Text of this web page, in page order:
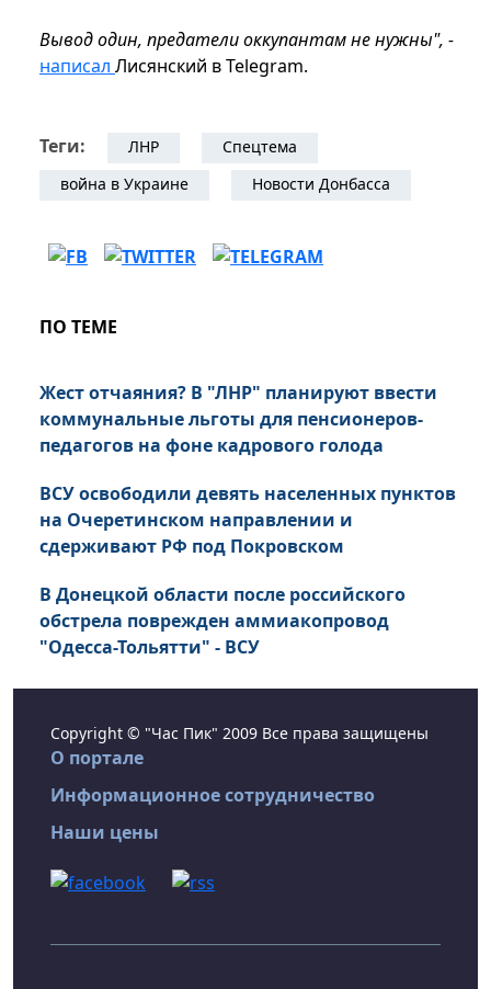
Вывод один, предатели оккупантам не нужны", -
написал Лисянский в Telegram.
Теги: ЛНР
Спецтема
война в Украине
Новости Донбасса
ПО ТЕМЕ
Жест отчаяния? В "ЛНР" планируют ввести
коммунальные льготы для пенсионеров-
педагогов на фоне кадрового голода
ВСУ освободили девять населенных пунктов
на Очеретинском направлении и
сдерживают РФ под Покровском
В Донецкой области после российского
обстрела поврежден аммиакопровод
"Одесса-Тольятти" - ВСУ
Copyright © "Час Пик" 2009 Все права защищены
О портале
Информационное сотрудничество
Наши цены